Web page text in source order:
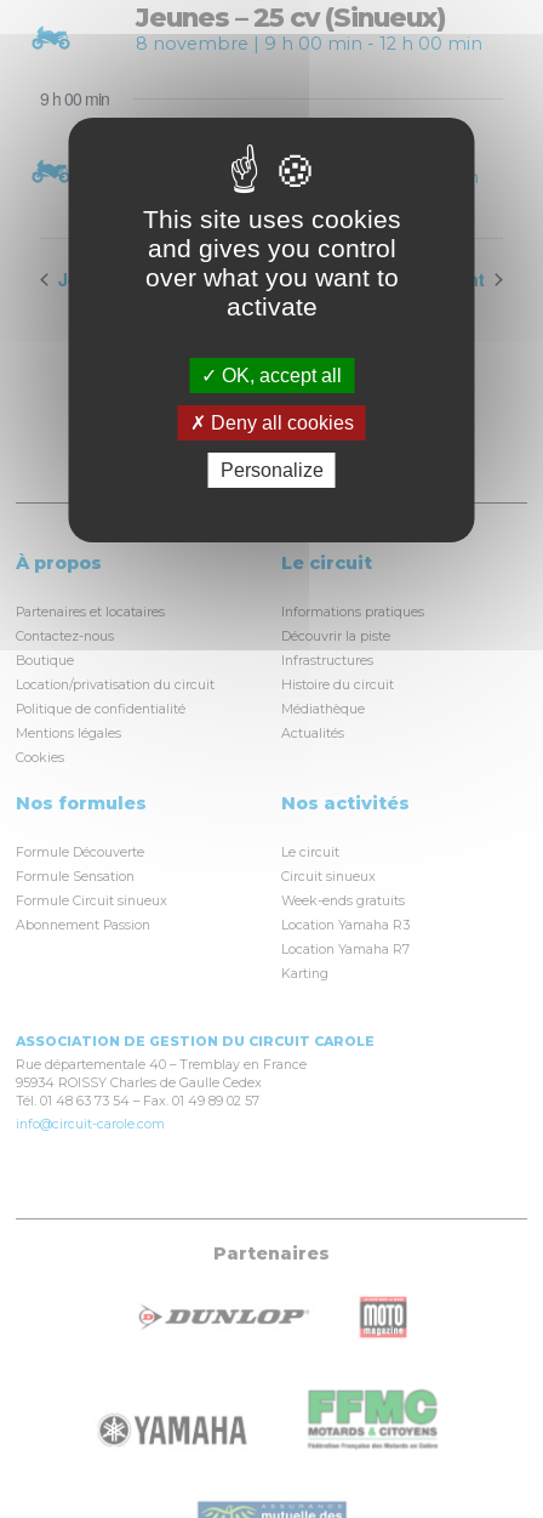
Jeunes – 25 cv (Sinueux)
8 novembre | 9 h 00 min - 12 h 00 min
9 h 00 min
Jeunes – 25 cv (Sinueux)
6 décembre | 9 h 00 min 12 h 00 min
Jour précédent Jour suivant
À propos
Partenaires et locataires
Contactez-nous
Boutique
Location/privatisation du circuit
Politique de confidentialité
Mentions légales
Cookies
Le circuit
Informations pratiques
Découvrir la piste
Infrastructures
Histoire du circuit
Médiathèque
Actualités
Nos formules
Formule Découverte
Formule Sensation
Formule Circuit sinueux
Abonnement Passion
Nos activités
Le circuit
Circuit sinueux
Week-ends gratuits
Location Yamaha R3
Location Yamaha R7
Karting
ASSOCIATION DE GESTION DU CIRCUIT CAROLE
Rue départementale 40 – Tremblay en France
95934 ROISSY Charles de Gaulle Cedex
Tél. 01 48 63 73 54 – Fax. 01 49 89 02 57
info@circuit-carole.com
Partenaires
This site uses cookies
and gives you control
over what you want to
activate
OK, accept all
Deny all cookies
Personalize